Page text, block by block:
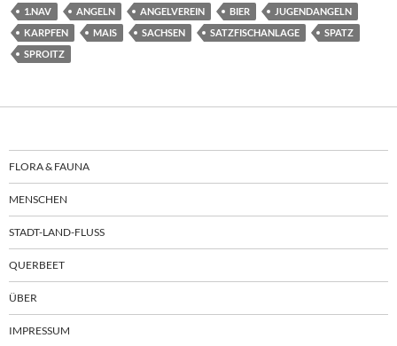
1.NAV ANGELN ANGELVEREIN BIER
JUGENDANGELN
KARPFEN
MAIS SACHSEN SATZFISCHANLAGE
SPATZ
SPROITZ
FLORA & FAUNA
MENSCHEN
STADT-LAND-FLUSS
QUERBEET
ÜBER
IMPRESSUM